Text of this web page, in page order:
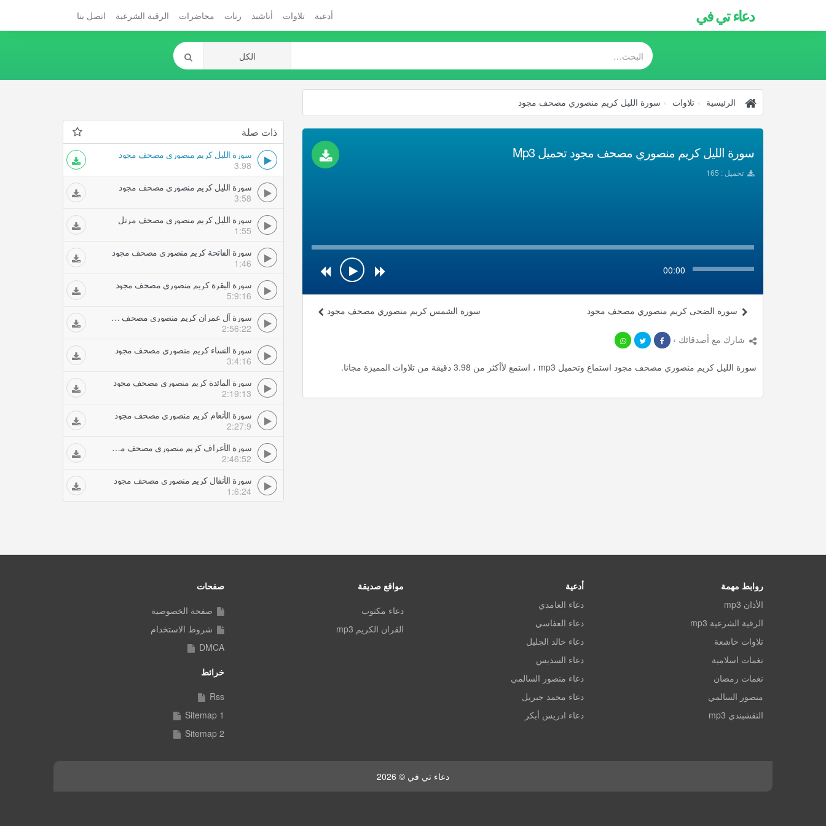
دعاء تي في أدعية تلاوات أناشيد رنات محاضرات الرقية الشرعية اتصل بنا
الرئيسية تلاوات سورة الليل كريم منصوري مصحف مجود
سورة الليل كريم منصوري مصحف مجود تحميل Mp3
تحميل : 165
00:00
سورة الشمس كريم منصوري مصحف مجود سورة الضحى كريم منصوري مصحف مجود
شارك مع أصدقائك ›
سورة الليل كريم منصوري مصحف مجود استماع وتحميل mp3 ، استمع لأأكثر من 3.98 دقيقة من تلاوات المميزة مجانا.
ذات صلة
سورة الليل كريم منصوري مصحف مجود
3.98
سورة الليل كريم منصوري مصحف مجود
3:58
سورة الليل كريم منصوري مصحف مرتل
1:55
سورة الفاتحة كريم منصوري مصحف مجود
1:46
سورة البقرة كريم منصوري مصحف مجود
5:9:16
سورة آل عمران كريم منصوري مصحف مجود
2:56:22
سورة النساء كريم منصوري مصحف مجود
3:4:16
سورة المائدة كريم منصوري مصحف مجود
2:19:13
سورة الأنعام كريم منصوري مصحف مجود
2:27:9
سورة الأعراف كريم منصوري مصحف مجود
2:46:52
سورة الأنفال كريم منصوري مصحف مجود
1:6:24
روابط مهمة
الأذان mp3
الرقية الشرعية mp3
تلاوات خاشعة
نغمات اسلامية
نغمات رمضان
منصور السالمي
النقشبندي mp3
أدعية
دعاء الغامدي
دعاء العفاسي
دعاء خالد الجليل
دعاء السديس
دعاء منصور السالمي
دعاء محمد جبريل
دعاء ادريس أبكر
مواقع صديقة
دعاء مكتوب
القران الكريم mp3
صفحات
صفحة الخصوصية
شروط الاستخدام
DMCA
خرائط
Rss
Sitemap 1
Sitemap 2
دعاء تي في © 2026